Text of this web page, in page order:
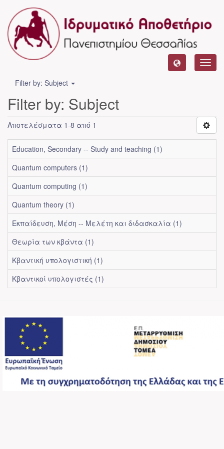
Filter by: Subject
Filter by: Subject
Αποτελέσματα 1-8 από 1
Education, Secondary -- Study and teaching (1)
Quantum computers (1)
Quantum computing (1)
Quantum theory (1)
Εκπαίδευση, Μέση -- Μελέτη και διδασκαλία (1)
Θεωρία των κβάντα (1)
Κβαντική υπολογιστική (1)
Κβαντικοί υπολογιστές (1)